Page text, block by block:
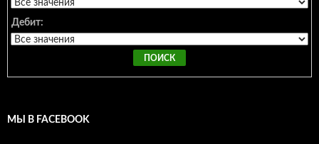
Дебит:
МЫ В FACEBOOK